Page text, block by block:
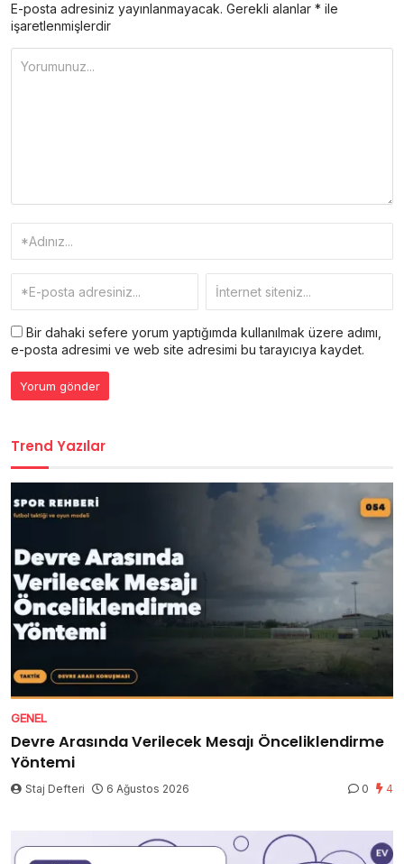
E-posta adresiniz yayınlanmayacak. Gerekli alanlar * ile
işaretlenmişlerdir
Bir dahaki sefere yorum yaptığımda kullanılmak üzere adımı,
e-posta adresimi ve web site adresimi bu tarayıcıya kaydet.
Trend Yazılar
GENEL
Devre Arasında Verilecek Mesajı Önceliklendirme
Yöntemi
Staj Defteri 6 Ağustos 2026 0 4